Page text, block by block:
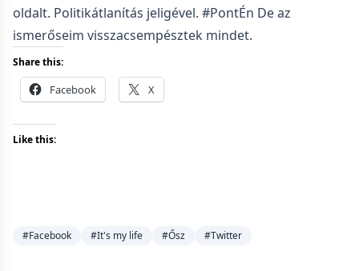
oldalt. Politikátlanítás jeligével. #PontÉn De az
ismerőseim visszacsempésztek mindet.
Share this:
Facebook X
Like this:
#Facebook #It's my life #Ősz #Twitter